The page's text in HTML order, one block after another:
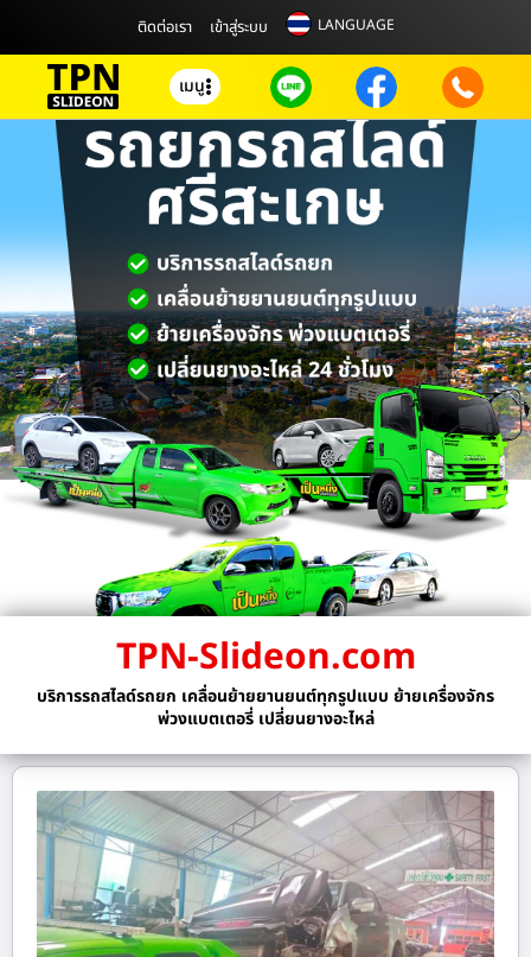
ติดต่อเรา เข้าสู่ระบบ LANGUAGE
เมนู
TPN-Slideon.com
บริการรถสไลด์รถยก เคลื่อนย้ายยานยนต์ทุกรูปแบบ ย้ายเครื่องจักร
พ่วงแบตเตอรี่ เปลี่ยนยางอะไหล่